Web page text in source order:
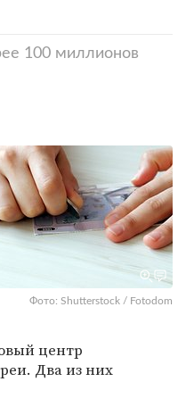
100 миллионов
Фото: Shutterstock / Fotodom
центр
Два из них